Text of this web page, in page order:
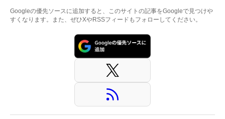
Googleの優先ソースに追加すると、このサイトの記事をGoogleで見つけや
すくなります。また、ぜひXやRSSフィードもフォローしてください。